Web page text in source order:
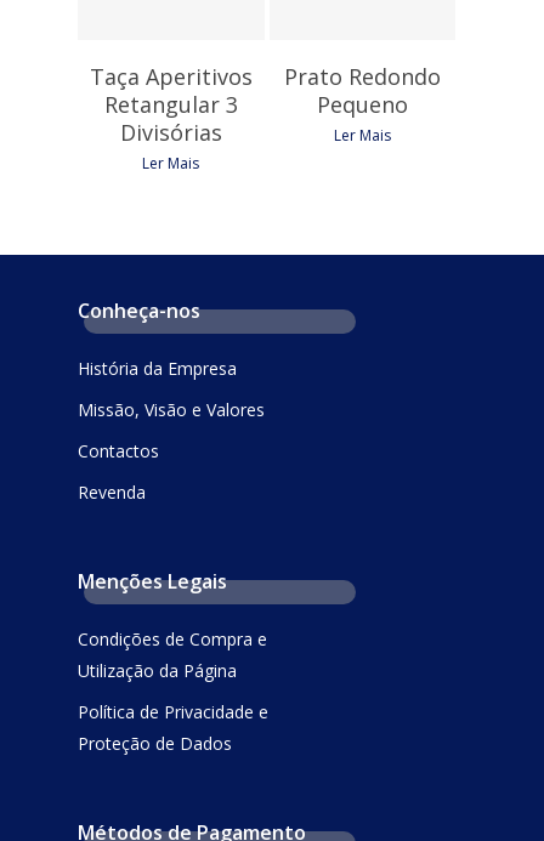
Taça Aperitivos
Retangular 3
Divisórias
Ler Mais
Prato Redondo
Pequeno
Ler Mais
Conheça-nos
História da Empresa
Missão, Visão e Valores
Contactos
Revenda
Menções Legais
Condições de Compra e
Utilização da Página
Política de Privacidade e
Proteção de Dados
Métodos de Pagamento